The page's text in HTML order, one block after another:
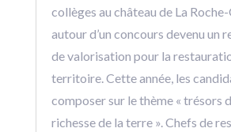
collèges au château de La
autour d’un concours devenu un
de valorisation pour la
territoire. Cette année, les
composer sur le thème « trésors
richesse de la terre ». Chefs de